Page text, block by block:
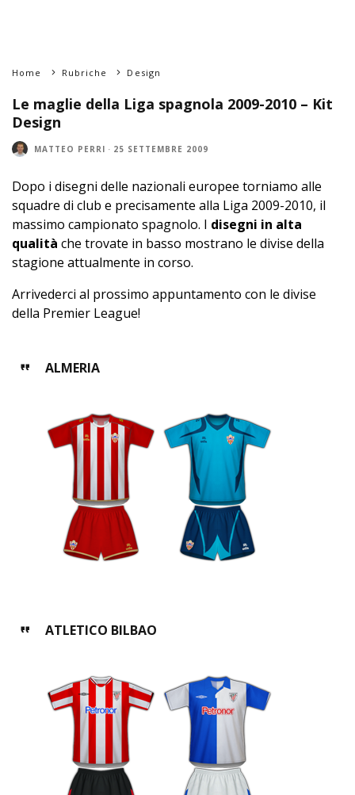
Home Rubriche Design
Le maglie della Liga spagnola 2009-2010 – Kit
Design
MATTEO PERRI · 25 SETTEMBRE 2009
Dopo i disegni delle nazionali europee torniamo alle
squadre di club e precisamente alla Liga 2009-2010, il
massimo campionato spagnolo. I disegni in alta
qualità che trovate in basso mostrano le divise della
stagione attualmente in corso.
Arrivederci al prossimo appuntamento con le divise
della Premier League!
ALMERIA
ATLETICO BILBAO